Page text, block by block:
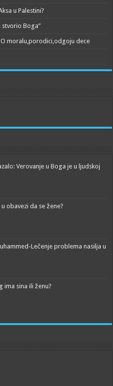
u Palestini?
stvorio Boga”
moralu,porodici,odgoju dece
Verovanje u Boga je u ljudskoj
obavezi da se žene?
Lečenje problema nasilja u
ima sina ili ženu?